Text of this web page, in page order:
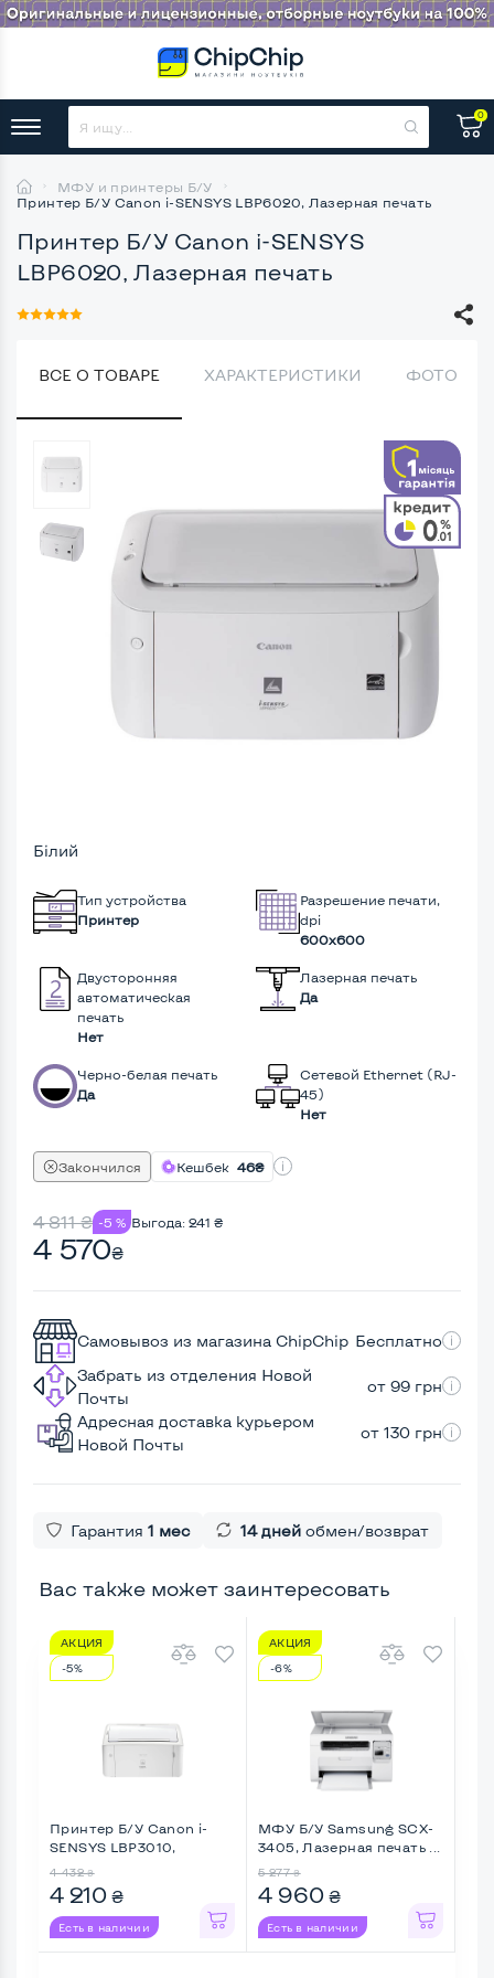
0
МФУ и принтеры Б/У
Принтер Б/У Canon i-SENSYS LBP6020, Лазерная печать
Принтер Б/У Canon i-SENSYS
LBP6020, Лазерная печать
ВСЕ О ТОВАРЕ ХАРАКТЕРИСТИКИ ФОТО
Білий
Тип устройства
Принтер
Разрешение печати,
dpi
600x600
Двусторонняя
автоматическая
печать
Нет
Лазерная печать
Да
Черно-белая печать
Да
Сетевой Ethernet (RJ-
45)
Нет
Закончился Кешбек 46₴
4 811₴ -5 % Выгода: 241 ₴
4 570₴
Самовывоз из магазина ChipChip Бесплатно
Забрать из отделения Новой
Почты
от 99 грн
Адресная доставка курьером
Новой Почты
от 130 грн
Гарантия 1 мес 14 дней обмен/возврат
Вас также может заинтересовать
АКЦИЯ
-5%
Принтер Б/У Canon i-
SENSYS LBP3010,
4 432 ₴
4 210 ₴
Есть в наличии
АКЦИЯ
-6%
МФУ Б/У Samsung SCX-
3405, Лазерная печать ...
5 277 ₴
4 960 ₴
Есть в наличии